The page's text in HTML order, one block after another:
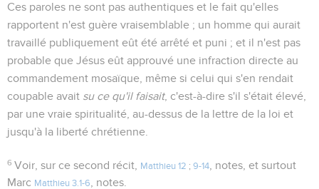
Ces paroles ne sont pas authentiques et le fait qu'elles
rapportent n'est guère vraisemblable ; un homme qui aurait
travaillé publiquement eût été arrêté et puni ; et il n'est pas
probable que Jésus eût approuvé une infraction directe au
commandement mosaïque, même si celui qui s'en rendait
coupable avait su ce qu'il faisait, c'est-à-dire s'il s'était élevé,
par une vraie spiritualité, au-dessus de la lettre de la loi et
jusqu'à la liberté chrétienne.
6 Voir, sur ce second récit, Matthieu 12 ;9-14
, notes, et surtout
Marc Matthieu 3.1-6
, notes.